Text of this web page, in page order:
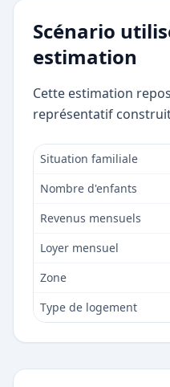
Scénario
estimation
Cette estimation
représentatif
Situation familiale
Nombre d'enfants
Revenus mensuels
Loyer mensuel
Zone
Type de logement